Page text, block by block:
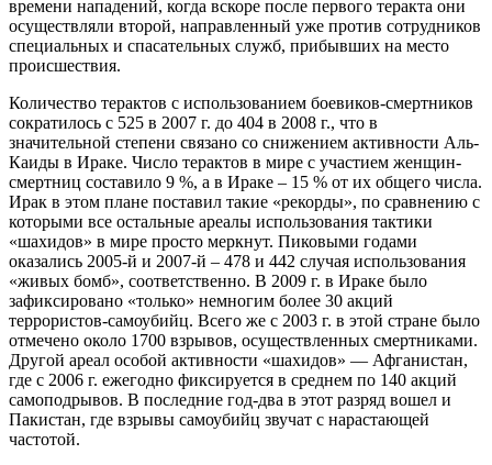
времени нападений, когда вскоре после первого теракта они
осуществляли второй, направленный уже против сотрудников
специальных и спасательных служб, прибывших на место
происшествия.
Количество терактов с использованием боевиков-смертников
сократилось с 525 в 2007 г. до 404 в 2008 г., что в
значительной степени связано со снижением активности Аль-
Каиды в Ираке. Число терактов в мире с участием женщин-
смертниц составило 9 %, а в Ираке – 15 % от их общего числа.
Ирак в этом плане поставил такие «рекорды», по сравнению с
которыми все остальные ареалы использования тактики
«шахидов» в мире просто меркнут. Пиковыми годами
оказались 2005-й и 2007-й – 478 и 442 случая использования
«живых бомб», соответственно. В 2009 г. в Ираке было
зафиксировано «только» немногим более 30 акций
террористов-самоубийц. Всего же с 2003 г. в этой стране было
отмечено около 1700 взрывов, осуществленных смертниками.
Другой ареал особой активности «шахидов» — Афганистан,
где с 2006 г. ежегодно фиксируется в среднем по 140 акций
самоподрывов. В последние год-два в этот разряд вошел и
Пакистан, где взрывы самоубийц звучат с нарастающей
частотой.